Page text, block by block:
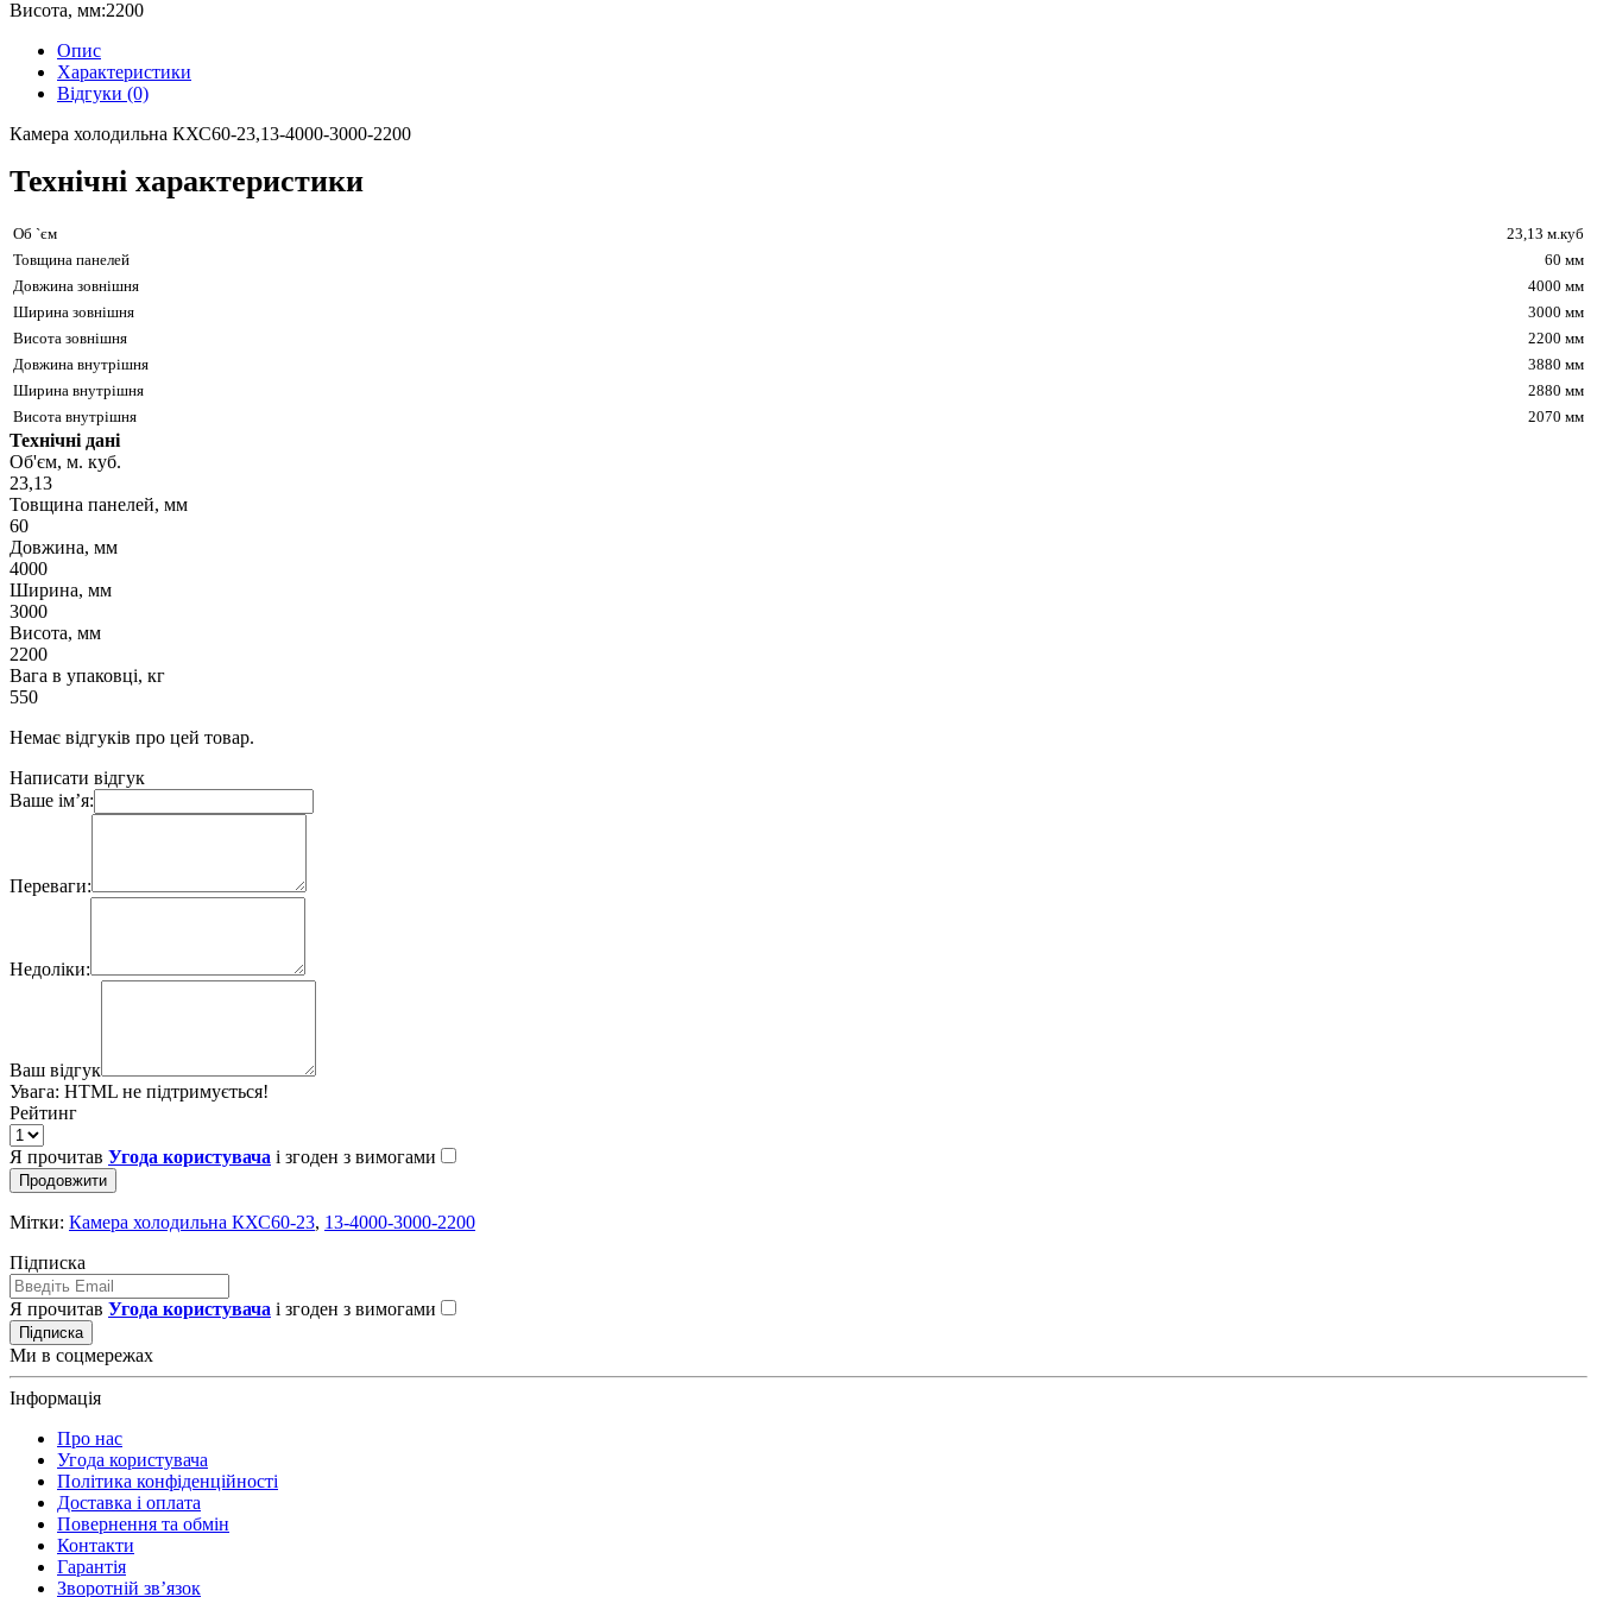
Висота, мм:2200
Опис
Характеристики
Відгуки (0)
Камера холодильна КХС60-23,13-4000-3000-2200
Технічні характеристики
Об `єм
23,13 м.куб
Товщина панелей
60 мм
Довжина зовнішня
4000 мм
Ширина зовнішня
3000 мм
Висота зовнішня
2200 мм
Довжина внутрішня
3880 мм
Ширина внутрішня
2880 мм
Висота внутрішня
2070 мм
Технічні дані
Об'єм, м. куб.
23,13
Товщина панелей, мм
60
Довжина, мм
4000
Ширина, мм
3000
Висота, мм
2200
Вага в упаковці, кг
550
Немає відгуків про цей товар.
Написати відгук
Ваше ім’я:
Переваги:
Недоліки:
Ваш відгук
Увага: HTML не підтримується!
Рейтинг
Я прочитав Угода користувача і згоден з вимогами
Продовжити
Мітки: Камера холодильна КХС60-23, 13-4000-3000-2200
Підписка
Я прочитав Угода користувача і згоден з вимогами
Підписка
Ми в соцмережах
Інформація
Про нас
Угода користувача
Політика конфіденційності
Доставка і оплата
Повернення та обмін
Контакти
Гарантія
Зворотній зв’язок